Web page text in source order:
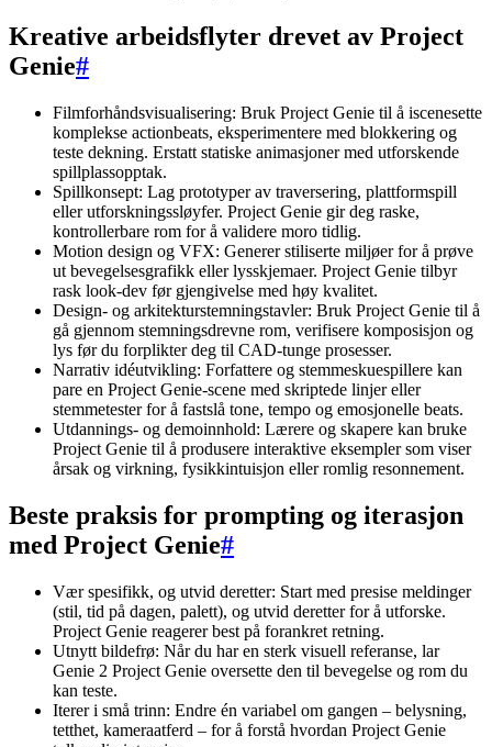
Kreative arbeidsflyter drevet av Project
Genie#
Filmforhåndsvisualisering: Bruk Project Genie til å iscenesette
komplekse actionbeats, eksperimentere med blokkering og
teste dekning. Erstatt statiske animasjoner med utforskende
spillplassopptak.
Spillkonsept: Lag prototyper av traversering, plattformspill
eller utforskningssløyfer. Project Genie gir deg raske,
kontrollerbare rom for å validere moro tidlig.
Motion design og VFX: Generer stiliserte miljøer for å prøve
ut bevegelsesgrafikk eller lysskjemaer. Project Genie tilbyr
rask look-dev før gjengivelse med høy kvalitet.
Design- og arkitekturstemningstavler: Bruk Project Genie til å
gå gjennom stemningsdrevne rom, verifisere komposisjon og
lys før du forplikter deg til CAD-tunge prosesser.
Narrativ idéutvikling: Forfattere og stemmeskuespillere kan
pare en Project Genie-scene med skriptede linjer eller
stemmetester for å fastslå tone, tempo og emosjonelle beats.
Utdannings- og demoinnhold: Lærere og skapere kan bruke
Project Genie til å produsere interaktive eksempler som viser
årsak og virkning, fysikkintuisjon eller romlig resonnement.
Beste praksis for prompting og iterasjon
med Project Genie#
Vær spesifikk, og utvid deretter: Start med presise meldinger
(stil, tid på dagen, palett), og utvid deretter for å utforske.
Project Genie reagerer best på forankret retning.
Utnytt bildefrø: Når du har en sterk visuell referanse, lar
Genie 2 Project Genie oversette den til bevegelse og rom du
kan teste.
Iterer i små trinn: Endre én variabel om gangen – belysning,
tetthet, kameraatferd – for å forstå hvordan Project Genie